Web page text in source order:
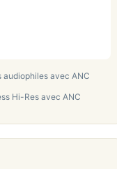
audiophiles avec ANC
Hi-Res avec ANC